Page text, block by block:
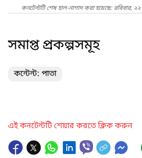
কনটেন্টটি শেষ হাল-নাগাদ করা হয়েছে: রবিবার,
সমাপ্ত প্রকল্পসমূহ
কন্টেন্ট: পাতা
এই কনটেন্টটি শেয়ার করতে ক্লিক করুন